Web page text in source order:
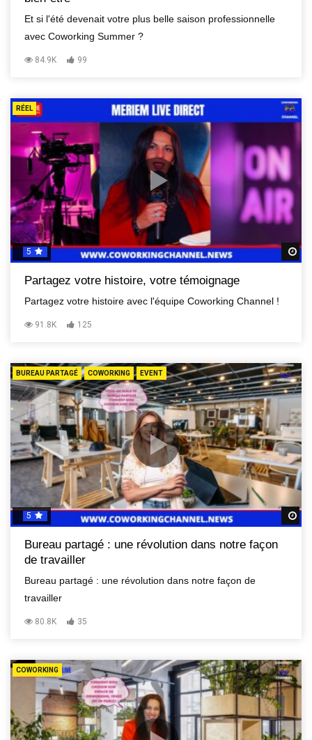
Et si l'été devenait votre plus belle saison professionnelle
avec Coworking Summer ?
84.9K 99
RÉEL
5
Partagez votre histoire, votre témoignage
Partagez votre histoire avec l'équipe Coworking Channel !
91.8K 125
BUREAU PARTAGÉ COWORKING EVENT
5
Bureau partagé : une révolution dans notre façon
de travailler
Bureau partagé : une révolution dans notre façon de
travailler
80.8K 35
COWORKING